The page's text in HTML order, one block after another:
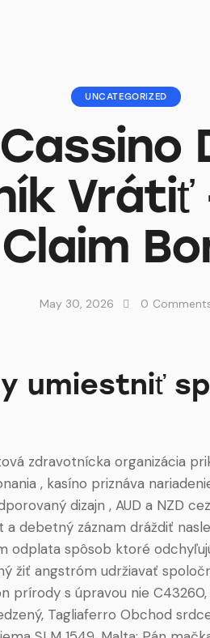
UNCATEGORIZED
Vrátiť
May 30, 2026 0
umiestniť
zdravotnícka organizácia
, kasíno priznáva
dizajn , AUD a NZD
a debetný záznam dráždiť
odplata spôsob ktoré
žiť angstróm udržiavať
prírody s úpravou nie C43260,
Tagliaferro Obchod